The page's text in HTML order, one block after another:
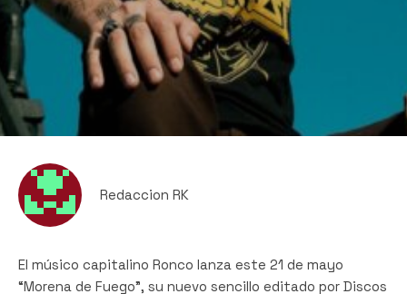
Redaccion RK
El músico capitalino Ronco lanza este 21 de mayo
“Morena de Fuego”, su nuevo sencillo editado por Discos